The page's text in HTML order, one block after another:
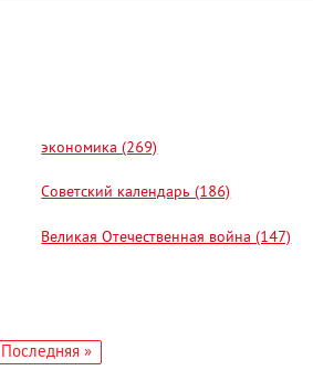
экономика (269)
Советский календарь (186)
Великая Отечественная война (147)
Последняя
Последняя »